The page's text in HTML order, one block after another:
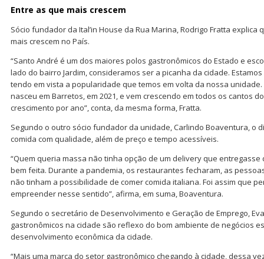
Entre as que mais crescem
Sócio fundador da Ital’in House da Rua Marina, Rodrigo Fratta
mais crescem no País.
“Santo André é um dos maiores polos gastronômicos do Estado e
lado do bairro Jardim, consideramos ser a picanha da cidade.
tendo em vista a popularidade que temos em volta da nossa unidade.
nasceu em Barretos, em 2021, e vem crescendo em todos os cantos
crescimento por ano”, conta, da mesma forma, Fratta.
Segundo o outro sócio fundador da unidade, Carlindo Boaventura, o
comida com qualidade, além de preço e tempo acessíveis.
“Quem queria massa não tinha opção de um delivery que
bem feita. Durante a pandemia, os restaurantes fecharam, as
não tinham a possibilidade de comer comida italiana. Foi assim que
empreender nesse sentido”, afirma, em suma, Boaventura.
Segundo o secretário de Desenvolvimento e Geração de Emprego,
gastronômicos na cidade são reflexo do bom ambiente de negócios
desenvolvimento econômica da cidade.
“Mais uma marca do setor gastronômico chegando à cidade, dessa